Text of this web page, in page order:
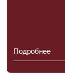
Связь